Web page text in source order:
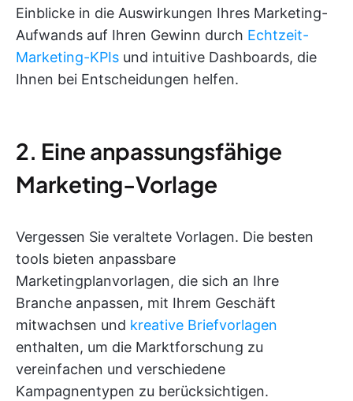
Einblicke in die Auswirkungen Ihres Marketing-
Aufwands auf Ihren Gewinn durch Echtzeit-
Marketing-KPIs und intuitive Dashboards, die
Ihnen bei Entscheidungen helfen.
2. Eine anpassungsfähige
Marketing-Vorlage
Vergessen Sie veraltete Vorlagen. Die besten
tools bieten anpassbare
Marketingplanvorlagen, die sich an Ihre
Branche anpassen, mit Ihrem Geschäft
mitwachsen und kreative Briefvorlagen
enthalten, um die Marktforschung zu
vereinfachen und verschiedene
Kampagnentypen zu berücksichtigen.